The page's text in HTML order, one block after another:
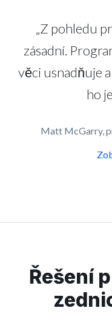
„Z pohledu
zásadní.
věci usnadňuje
ho
Matt McGarry,
Řešení